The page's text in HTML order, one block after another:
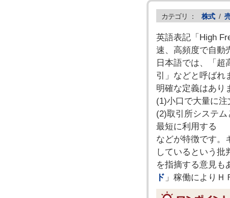
カテゴリ ： 株式 /
英語表記「High
速、高頻度で自動
日本語では、「
引」などと呼ばれ
明確な定義はあり
(1)小口で大量に
(2)取引所システ
最短に利用する
などが特徴です。
しているという批
を指摘する意見も
ド 」稼働によりＨ